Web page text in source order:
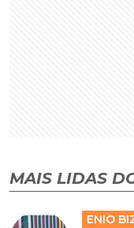
MAIS LIDAS
ENIO